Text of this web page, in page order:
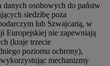
osobowych do państw
siedzibę poza
lub Szwajcarią, w
Europejskiej nie zapewniają
(kraje trzecie
poziomu ochrony),
mechanizmy